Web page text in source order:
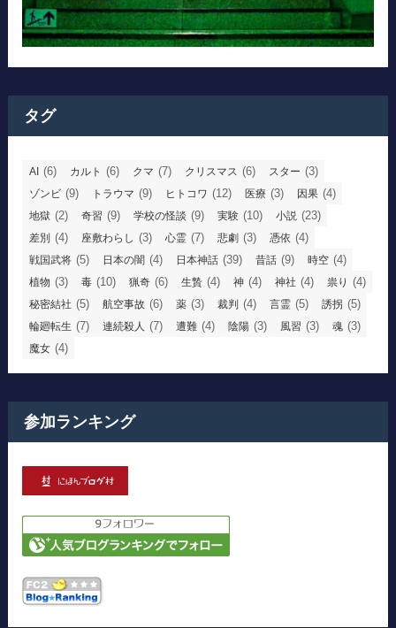
タグ
AI (6) カルト (6) クマ (7) クリスマス (6) スター (3)
ゾンビ (9) トラウマ (9) ヒトコワ (12) 医療 (3) 因果 (4)
地獄 (2) 奇習 (9) 学校の怪談 (9) 実験 (10) 小説 (23)
差別 (4) 座敷わらし (3) 心霊 (7) 悲劇 (3) 憑依 (4)
戦国武将 (5) 日本の闇 (4) 日本神話 (39) 昔話 (9) 時空 (4)
植物 (3) 毒 (10) 猟奇 (6) 生贄 (4) 神 (4) 神社 (4) 祟り (4)
秘密結社 (5) 航空事故 (6) 薬 (3) 裁判 (4) 言霊 (5) 誘拐 (5)
輪廻転生 (7) 連続殺人 (7) 遭難 (4) 陰陽 (3) 風習 (3) 魂 (3)
魔女 (4)
参加ランキング